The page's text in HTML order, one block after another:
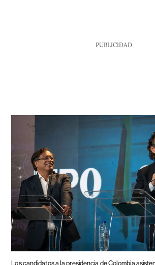
PUBLICIDAD
Los candidatos a la presidencia de Colombia